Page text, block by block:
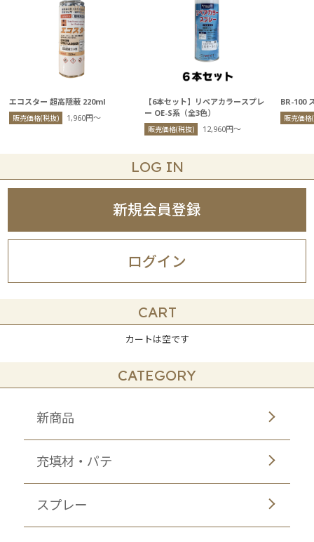
エコスター 超高隠蔽 220ml
販売価格(税抜) 1,960円〜
【6本セット】リペアカラースプレ
ー OE-S系（全3色）
販売価格(税抜) 12,960円〜
BR-100
販売価格
LOG IN
ログイン
新規会員登録
CART
カートは空です
CATEGORY
新商品
充填材・パテ
スプレー